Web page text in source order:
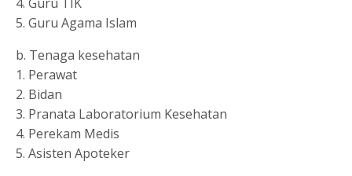
5. Guru Agama Islam
b. Tenaga kesehatan
1. Perawat
2. Bidan
3. Pranata Laboratorium Kesehatan
4. Perekam Medis
5. Asisten Apoteker